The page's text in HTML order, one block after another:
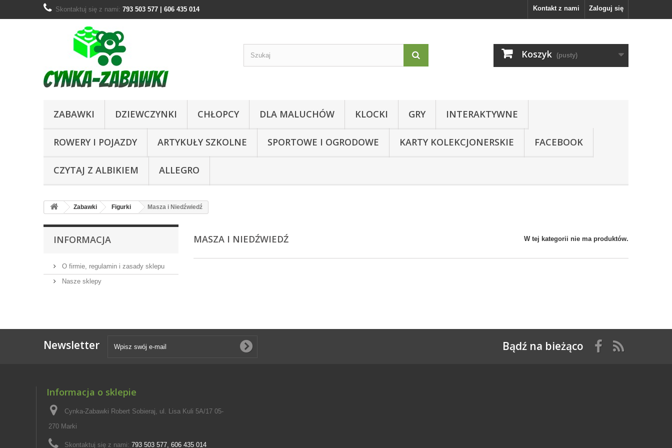
Zaloguj się
Kontakt z nami
Skontaktuj się z nami: 793 503 577 | 606 435 014
Koszyk (pusty)
ZABAWKI DZIEWCZYNKI CHŁOPCY DLA MALUCHÓW KLOCKI GRY INTERAKTYWNE
ROWERY I POJAZDY ARTYKUŁY SZKOLNE SPORTOWE I OGRODOWE KARTY KOLEKCJONERSKIE FACEBOOK
CZYTAJ Z ALBIKIEM ALLEGRO
Zabawki Figurki Masza i Niedźwiedź
INFORMACJA
O firmie, regulamin i zasady sklepu
Nasze sklepy
MASZA I NIEDŹWIEDŹ W tej kategorii nie ma produktów.
Newsletter Bądź na bieżąco
Informacja o sklepie
Cynka-Zabawki Robert Sobieraj, ul. Lisa Kuli 5A/17 05-
270 Marki
Skontaktuj się z nami: 793 503 577, 606 435 014